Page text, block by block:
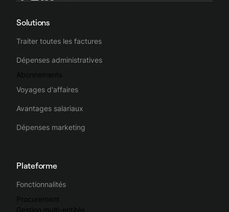
Solutions
Traiter toutes les factures
Dépenses administratives
Abonnements
Voyages d'affaires
Avantages salariaux
Dépenses marketing
Plateforme
Fonctionnalités
Procurement
Gestion multi-entités